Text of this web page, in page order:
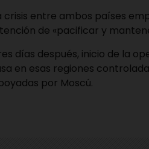
crisis entre ambos países
de «pacificar y
días después, inicio de la
en esas regiones
por Moscú.